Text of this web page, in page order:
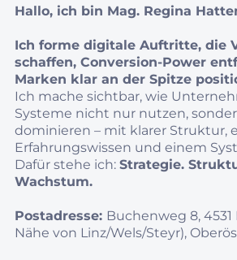
Hallo, ich bin Mag. Regina
Ich forme digitale Auftritte, die
schaffen, Conversion‑Power
Marken klar an der Spitze
Ich mache sichtbar, wie
Systeme nicht nur nutzen,
dominieren – mit klarer Struktur,
Erfahrungswissen und einem
Dafür stehe ich: Strategie.
Wachstum.
Postadresse: Buchenweg 8,
Nähe von Linz/Wels/Steyr),